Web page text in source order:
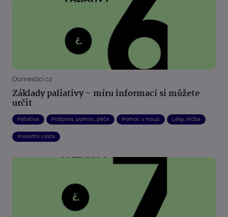
Domestici.cz
Základy paliativy – míru informací si můžete
určit
Paliativa Podpora, pomoc, péče Pomoc v nouzi Léky, léčba
Poslední cesta